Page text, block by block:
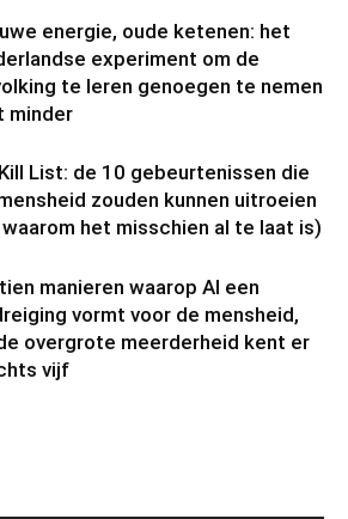
energie, oude ketenen: het
experiment om de
te leren genoegen te nemen
minder
List: de 10 gebeurtenissen die
zouden kunnen uitroeien
het misschien al te laat is)
manieren waarop AI een
vormt voor de mensheid,
overgrote meerderheid kent er
vijf